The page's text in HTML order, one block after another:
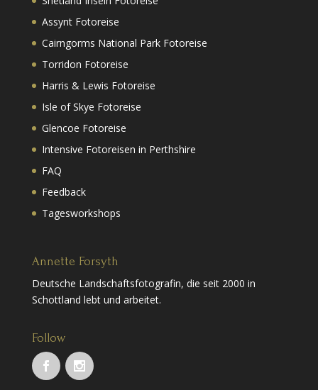
Assynt Fotoreise
Cairngorms National Park Fotoreise
Torridon Fotoreise
Harris & Lewis Fotoreise
Isle of Skye Fotoreise
Glencoe Fotoreise
Intensive Fotoreisen in Perthshire
FAQ
Feedback
Tagesworkshops
Annette Forsyth
Deutsche Landschaftsfotografin, die seit 2000 in
Schottland lebt und arbeitet.
Follow